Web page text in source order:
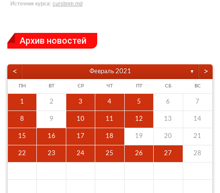
Источник курса: cursbnm.md
Архив новостей
< Февраль 2021 ▼ >
ПН ВТ СР ЧТ ПТ СБ ВС
1 2 3 4 5 6 7
8 9 10 11 12 13 14
15 16 17 18 19 20 21
22 23 24 25 26 27 28